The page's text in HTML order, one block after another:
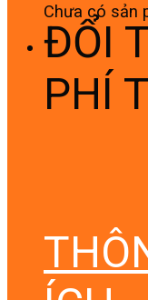
Chưa có sản
ĐỔI
PHÍ